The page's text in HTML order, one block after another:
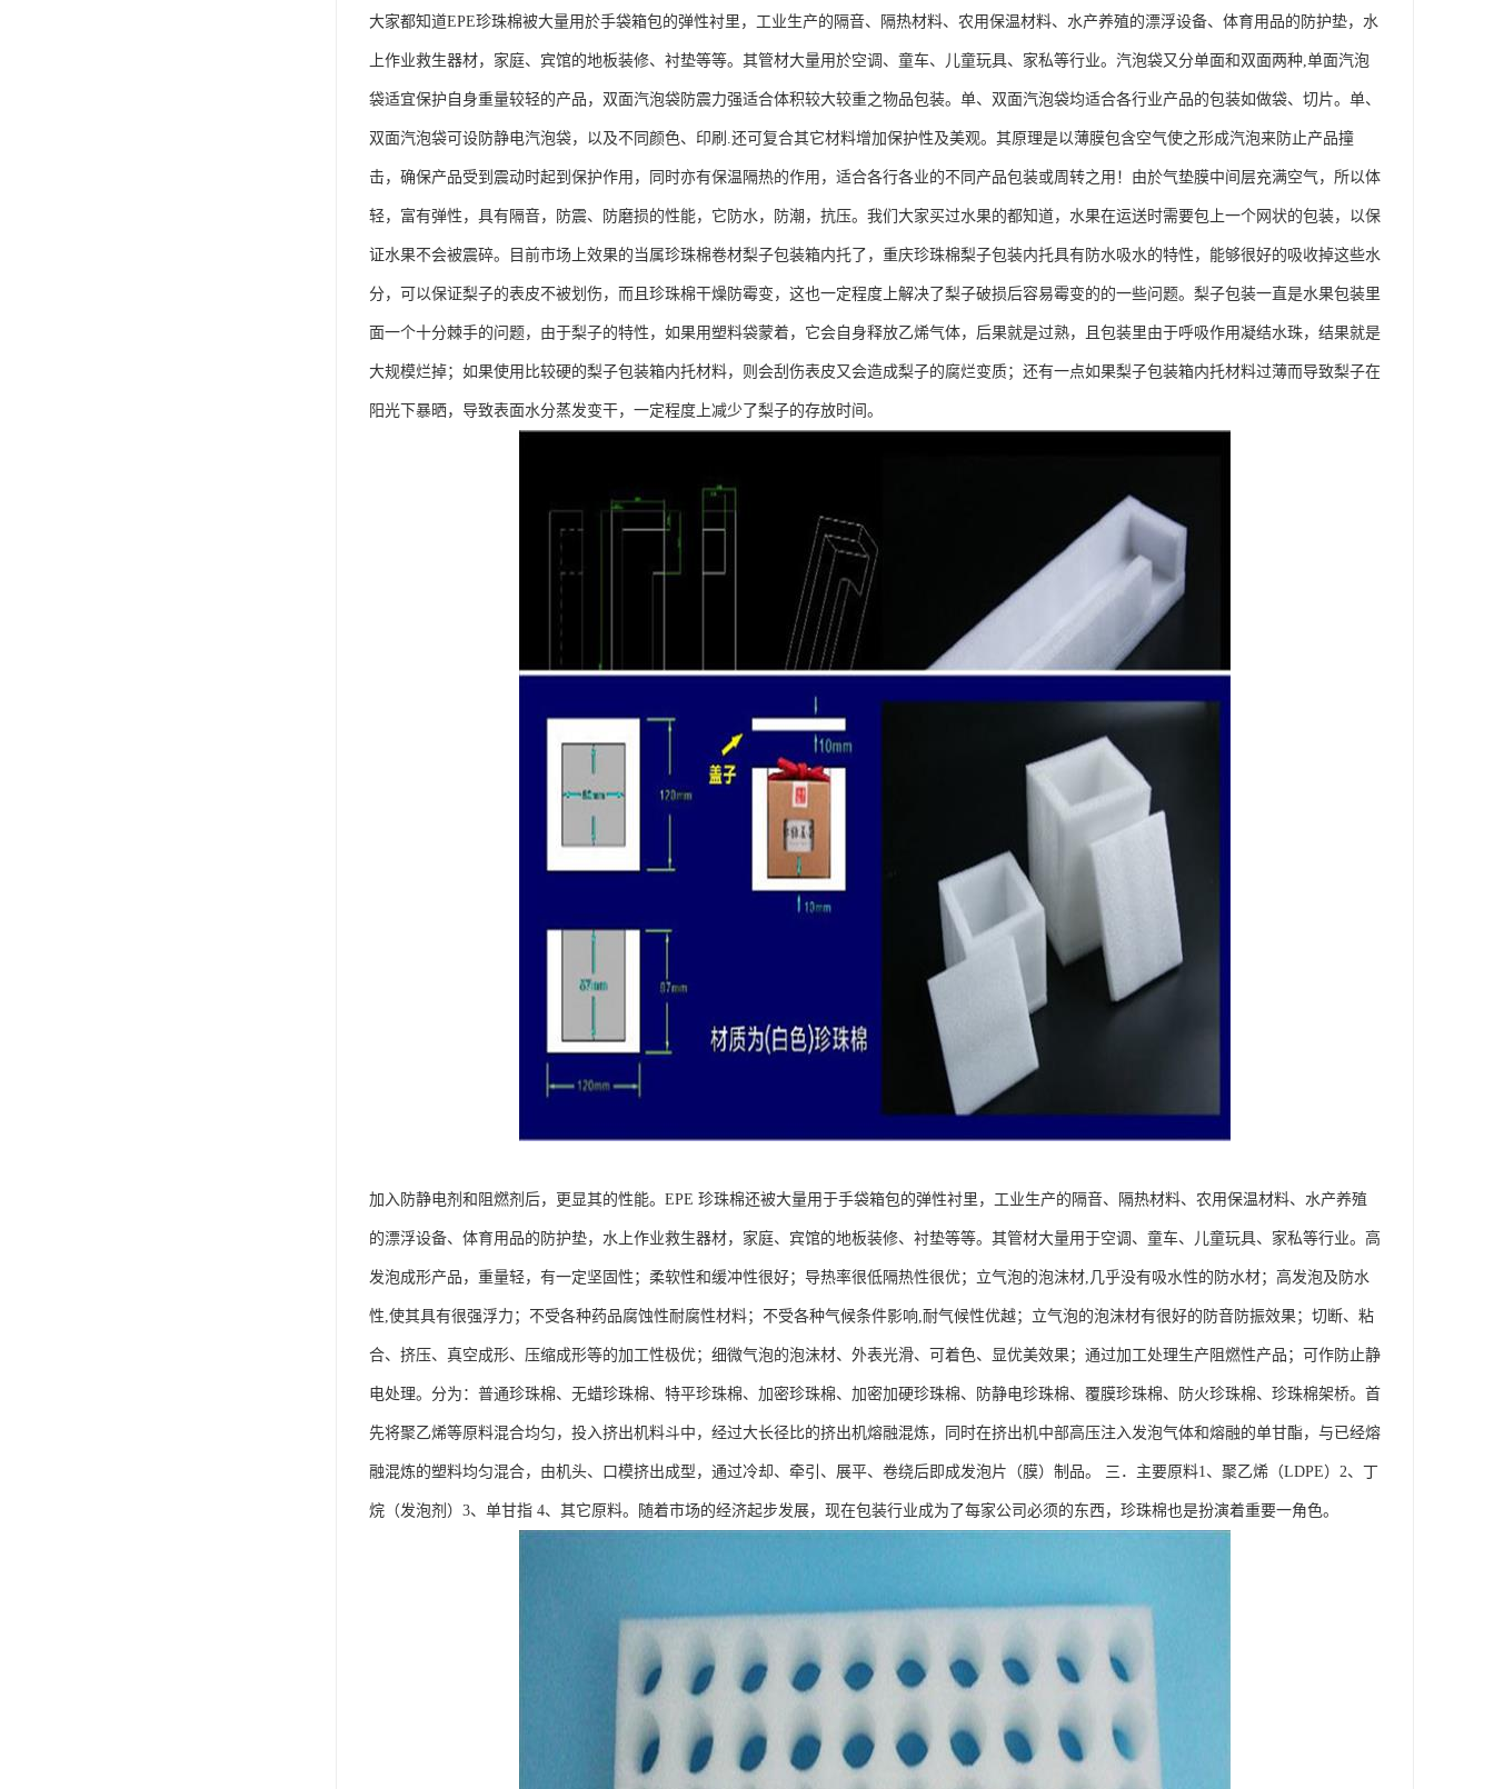
大家都知道EPE珍珠棉被大量用於手袋箱包的弹性衬里，工业生产的隔音、隔热材料、农用保温材料、水产养殖的漂浮设备、体育用品的防护垫，水
上作业救生器材，家庭、宾馆的地板装修、衬垫等等。其管材大量用於空调、童车、儿童玩具、家私等行业。汽泡袋又分单面和双面两种,单面汽泡
袋适宜保护自身重量较轻的产品，双面汽泡袋防震力强适合体积较大较重之物品包装。单、双面汽泡袋均适合各行业产品的包装如做袋、切片。单、
双面汽泡袋可设防静电汽泡袋，以及不同颜色、印刷.还可复合其它材料增加保护性及美观。其原理是以薄膜包含空气使之形成汽泡来防止产品撞
击，确保产品受到震动时起到保护作用，同时亦有保温隔热的作用，适合各行各业的不同产品包装或周转之用！由於气垫膜中间层充满空气，所以体
轻，富有弹性，具有隔音，防震、防磨损的性能，它防水，防潮，抗压。我们大家买过水果的都知道，水果在运送时需要包上一个网状的包装，以保
证水果不会被震碎。目前市场上效果的当属珍珠棉卷材梨子包装箱内托了，重庆珍珠棉梨子包装内托具有防水吸水的特性，能够很好的吸收掉这些水
分，可以保证梨子的表皮不被划伤，而且珍珠棉干燥防霉变，这也一定程度上解决了梨子破损后容易霉变的的一些问题。梨子包装一直是水果包装里
面一个十分棘手的问题，由于梨子的特性，如果用塑料袋蒙着，它会自身释放乙烯气体，后果就是过熟，且包装里由于呼吸作用凝结水珠，结果就是
大规模烂掉；如果使用比较硬的梨子包装箱内托材料，则会刮伤表皮又会造成梨子的腐烂变质；还有一点如果梨子包装箱内托材料过薄而导致梨子在
阳光下暴晒，导致表面水分蒸发变干，一定程度上减少了梨子的存放时间。
加入防静电剂和阻燃剂后，更显其的性能。EPE 珍珠棉还被大量用于手袋箱包的弹性衬里，工业生产的隔音、隔热材料、农用保温材料、水产养殖
的漂浮设备、体育用品的防护垫，水上作业救生器材，家庭、宾馆的地板装修、衬垫等等。其管材大量用于空调、童车、儿童玩具、家私等行业。高
发泡成形产品，重量轻，有一定坚固性；柔软性和缓冲性很好；导热率很低隔热性很优；立气泡的泡沫材,几乎没有吸水性的防水材；高发泡及防水
性,使其具有很强浮力；不受各种药品腐蚀性耐腐性材料；不受各种气候条件影响,耐气候性优越；立气泡的泡沫材有很好的防音防振效果；切断、粘
合、挤压、真空成形、压缩成形等的加工性极优；细微气泡的泡沫材、外表光滑、可着色、显优美效果；通过加工处理生产阻燃性产品；可作防止静
电处理。分为：普通珍珠棉、无蜡珍珠棉、特平珍珠棉、加密珍珠棉、加密加硬珍珠棉、防静电珍珠棉、覆膜珍珠棉、防火珍珠棉、珍珠棉架桥。首
先将聚乙烯等原料混合均匀，投入挤出机料斗中，经过大长径比的挤出机熔融混炼，同时在挤出机中部高压注入发泡气体和熔融的单甘酯，与已经熔
融混炼的塑料均匀混合，由机头、口模挤出成型，通过冷却、牵引、展平、卷绕后即成发泡片（膜）制品。 三．主要原料1、聚乙烯（LDPE）2、丁
烷（发泡剂）3、单甘指 4、其它原料。随着市场的经济起步发展，现在包装行业成为了每家公司必须的东西，珍珠棉也是扮演着重要一角色。